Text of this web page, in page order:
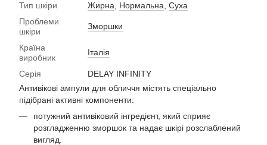
Тип шкіри
Жирна Нормальна Суха
Проблеми
шкіри
Зморшки
Країна
виробник
Італія
Серія
DELAY INFINITY
Антивікові ампули для обличчя містять спеціально
підібрані активні компоненти:
потужний антивіковий інгредієнт, який сприяє
розгладженню зморшок та надає шкірі розслаблений
вигляд.